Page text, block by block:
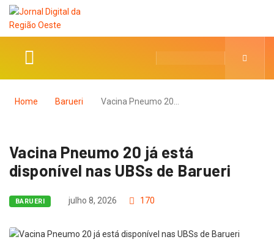
Home Barueri Vacina Pneumo 20…
Vacina Pneumo 20 já está
disponível nas UBSs de Barueri
BARUERI julho 8, 2026 170